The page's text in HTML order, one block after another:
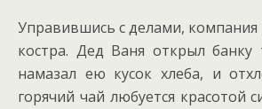
Управившись с делами, компания
костра. Дед Ваня открыл
намазал ею кусок хлеба, и
горячий чай любуется красотой